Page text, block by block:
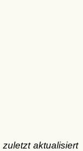
zuletzt aktualisiert